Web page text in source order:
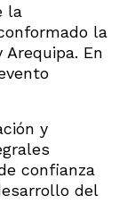
la
la
En
y
confianza
del